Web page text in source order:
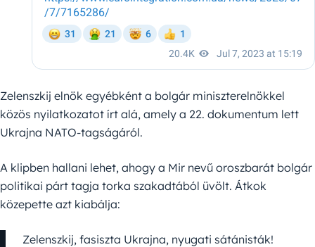
Zelenszkij elnök egyébként a bolgár miniszterelnökkel
közös nyilatkozatot írt alá, amely a 22. dokumentum lett
Ukrajna NATO-tagságáról.
A klipben hallani lehet, ahogy a Mir nevű oroszbarát bolgár
politikai párt tagja torka szakadtából üvölt. Átkok
közepette azt kiabálja:
Zelenszkij, fasiszta Ukrajna, nyugati sátánisták!